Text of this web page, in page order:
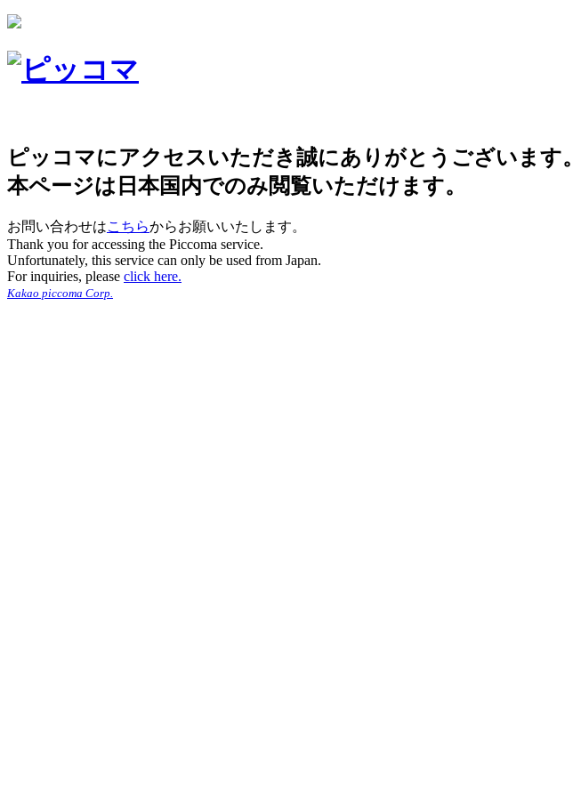
ピッコマにアクセスいただき誠にありがとうございます。
本ページは日本国内でのみ閲覧いただけます。
お問い合わせはこちらからお願いいたします。
Thank you for accessing the Piccoma service.
Unfortunately, this service can only be used from Japan.
For inquiries, please click here.
Kakao piccoma Corp.